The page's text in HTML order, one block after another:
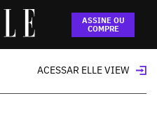
ASSINE OU
COMPRE
novo”
ACESSAR ELLE VIEW